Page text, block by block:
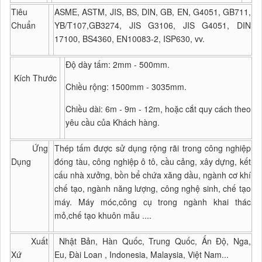
Tiêu
Chuẩn
ASME, ASTM, JIS, BS, DIN, GB, EN, G4051, GB711,
YB/T107,GB3274, JIS G3106, JIS G4051, DIN
17100, BS4360, EN10083-2, ISP630, vv.
Kích Thước
Độ dày tấm: 2mm - 500mm.
Chiều rộng: 1500mm - 3035mm.
Chiều dài: 6m - 9m - 12m, hoặc cắt quy cách theo
yêu cầu của Khách hàng.
Ứng
Dụng
Thép tấm được sử dụng rộng rãi trong công nghiệp
đóng tàu, công nghiệp ô tô, cầu cảng, xây dựng, kết
cấu nhà xưởng, bồn bể chứa xăng dầu, ngành cơ khí
chế tạo, ngành năng lượng, công nghệ sinh, chế tạo
máy. Máy móc,công cụ trong ngành khai thác
mỏ,chế tạo khuôn mẫu ....
Xuất
Xứ
Nhật Bản, Hàn Quốc, Trung Quốc, Ấn Độ, Nga,
Eu, Đài Loan , Indonesia, Malaysia, Việt Nam...